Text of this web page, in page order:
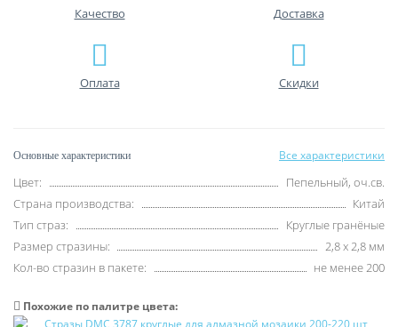
Качество Доставка
Оплата Скидки
Основные характеристики Все характеристики
Цвет:
Пепельный, оч.св.
Страна производства:
Китай
Тип страз:
Круглые гранёные
Размер стразины:
2,8 х 2,8 мм
Кол-во стразин в пакете:
не менее 200
Похожие по палитре цвета: